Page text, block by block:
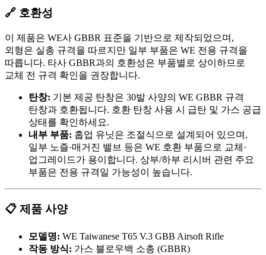
🔗 호환성
이 제품은 WE사 GBBR 표준을 기반으로 제작되었으며,
외형은 실총 규격을 따르지만 일부 부품은 WE 전용 규격을
따릅니다. 타사 GBBR과의 호환성은 부품별로 상이하므로
교체 전 규격 확인을 권장합니다.
탄창: 기본 제공 탄창은 30발 사양의 WE GBBR 규격
탄창과 호환됩니다. 호환 탄창 사용 시 급탄 및 가스 공급
상태를 확인하세요.
내부 부품: 홉업 유닛은 조절식으로 설계되어 있으며,
일부 노즐·매거진 밸브 등은 WE 호환 부품으로 교체·
업그레이드가 용이합니다. 상부/하부 리시버 관련 주요
부품은 전용 규격일 가능성이 높습니다.
📋 제품 사양
모델명: WE Taiwanese T65 V.3 GBB Airsoft Rifle
작동 방식: 가스 블로우백 소총 (GBBR)